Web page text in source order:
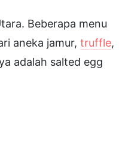
Beberapa menu
aneka jamur, truffle,
adalah salted egg